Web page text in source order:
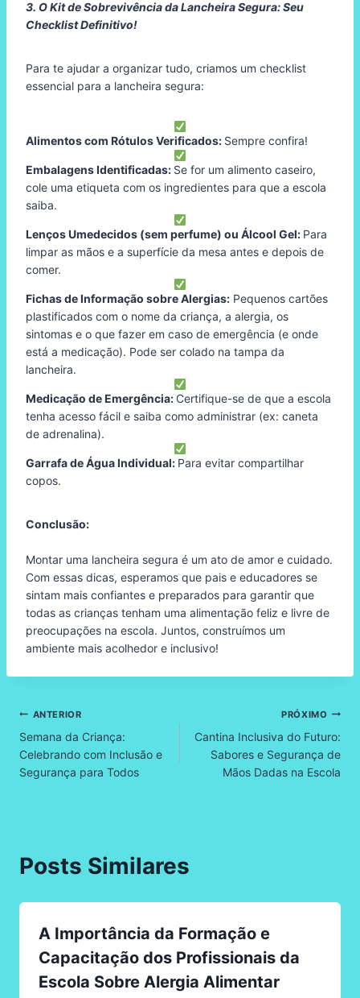
3. O Kit de Sobrevivência da Lancheira Segura: Seu
Checklist Definitivo!
Para te ajudar a organizar tudo, criamos um checklist
essencial para a lancheira segura:
Alimentos com Rótulos Verificados: Sempre confira!
Embalagens Identificadas: Se for um alimento caseiro,
cole uma etiqueta com os ingredientes para que a escola
saiba.
Lenços Umedecidos (sem perfume) ou Álcool Gel: Para
limpar as mãos e a superfície da mesa antes e depois de
comer.
Fichas de Informação sobre Alergias: Pequenos cartões
plastificados com o nome da criança, a alergia, os
sintomas e o que fazer em caso de emergência (e onde
está a medicação). Pode ser colado na tampa da
lancheira.
Medicação de Emergência: Certifique-se de que a escola
tenha acesso fácil e saiba como administrar (ex: caneta
de adrenalina).
Garrafa de Água Individual: Para evitar compartilhar
copos.
Conclusão:
Montar uma lancheira segura é um ato de amor e cuidado.
Com essas dicas, esperamos que pais e educadores se
sintam mais confiantes e preparados para garantir que
todas as crianças tenham uma alimentação feliz e livre de
preocupações na escola. Juntos, construímos um
ambiente mais acolhedor e inclusivo!
Navegação
de
Post
ANTERIOR
Semana da Criança:
Celebrando com Inclusão e
Segurança para Todos
PRÓXIMO
Cantina Inclusiva do Futuro:
Sabores e Segurança de
Mãos Dadas na Escola
Posts Similares
A Importância da Formação e
Capacitação dos Profissionais da
Escola Sobre Alergia Alimentar